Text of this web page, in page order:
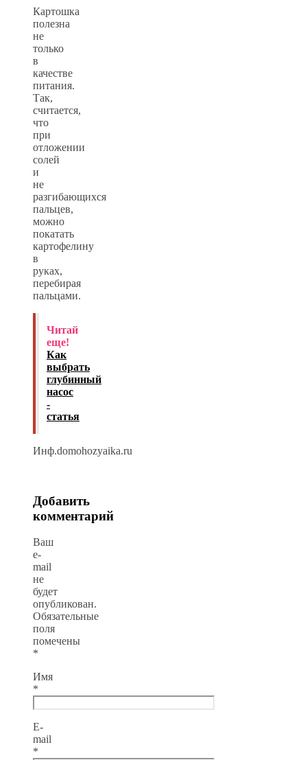
Картошка
полезна
не
только
в
качестве
питания.
Так,
считается,
что
при
отложении
солей
и
не
разгибающихся
пальцев,
можно
покатать
картофелину
в
руках,
перебирая
пальцами.
Читай
еще!
Как
выбрать
глубинный
насос
-
статья
Инф.domohozyaika.ru
Добавить
комментарий
Ваш
e-
mail
не
будет
опубликован.
Обязательные
поля
помечены
*
Имя
*
E-
mail
*